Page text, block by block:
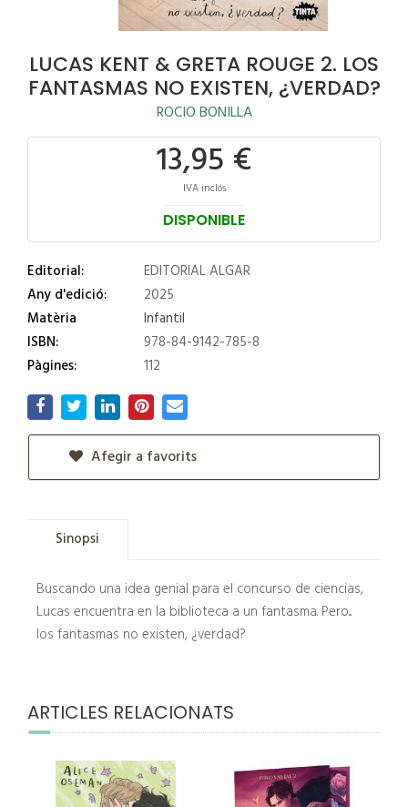
LUCAS KENT & GRETA ROUGE 2. LOS
FANTASMAS NO EXISTEN, ¿VERDAD?
ROCIO BONILLA
13,95 €
IVA inclós
DISPONIBLE
Editorial:
EDITORIAL ALGAR
Any d'edició:
2025
Matèria
Infantil
ISBN:
978-84-9142-785-8
Pàgines:
112
Afegir a favorits
Sinopsi
Buscando una idea genial para el concurso de ciencias,
Lucas encuentra en la biblioteca a un fantasma. Pero...
los fantasmas no existen, ¿verdad?
ARTICLES RELACIONATS